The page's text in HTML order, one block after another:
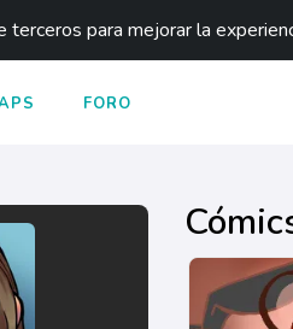
para mejorar la
FORO